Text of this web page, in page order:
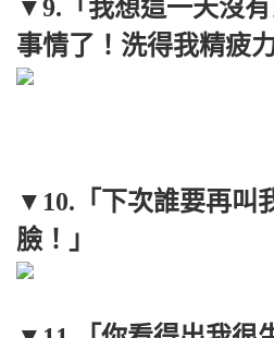
▼9.「我想這一天沒
事情了！洗得我精疲
▼10.「下次誰要再叫
臉！」